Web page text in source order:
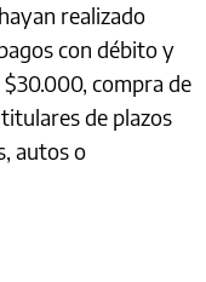
realizado
con débito y
compra de
de plazos
autos o